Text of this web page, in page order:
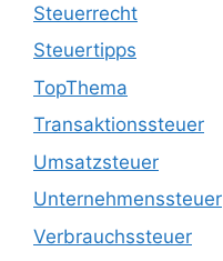
Steuerrecht
Steuertipps
TopThema
Transaktionssteuer
Umsatzsteuer
Unternehmenssteuer
Verbrauchssteuer